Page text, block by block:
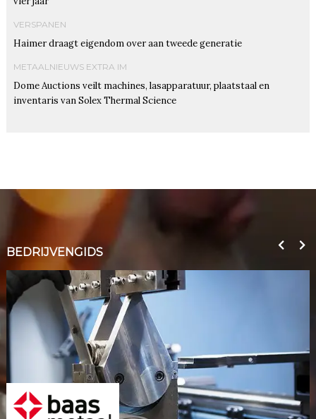
VERSPANEN
Haimer draagt eigendom over aan tweede generatie
METAALNIEUWS EXTRA IM
Dome Auctions veilt machines, lasapparatuur, plaatstaal en
inventaris van Solex Thermal Science
BEDRIJVENGIDS